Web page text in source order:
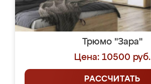
Трюмо "Зара"
Цена: 10500 руб.
РАССЧИТАТЬ